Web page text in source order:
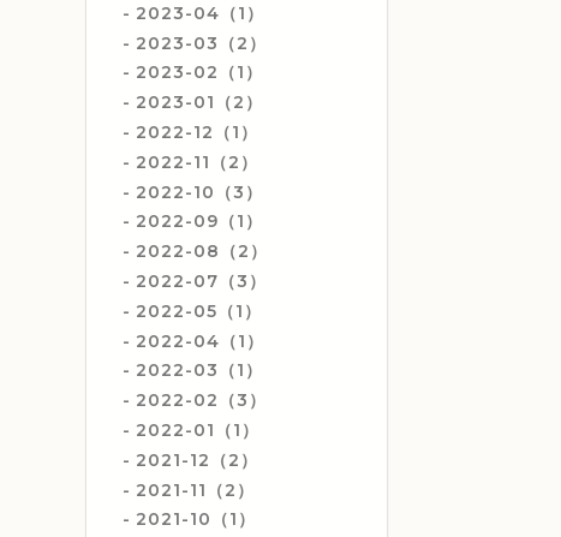
2023-04（1）
2023-03（2）
2023-02（1）
2023-01（2）
2022-12（1）
2022-11（2）
2022-10（3）
2022-09（1）
2022-08（2）
2022-07（3）
2022-05（1）
2022-04（1）
2022-03（1）
2022-02（3）
2022-01（1）
2021-12（2）
2021-11（2）
2021-10（1）